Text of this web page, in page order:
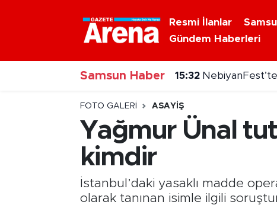
Resmi İlanlar
Gündem Haberleri
Samsun Haber 15:31 Dron
FOTO GALERI ASAYIŞ
Yağmur Ünal
kimdir
İstanbul’daki yasaklı madde
olarak tanınan isimle ilgili
Nöbetçi Eczaneler
Hava Durumu
Samsun Namaz Vakitleri
Trafik Durumu
Süper Lig Puan Durumu ve Fikstür
Tüm Manşetler